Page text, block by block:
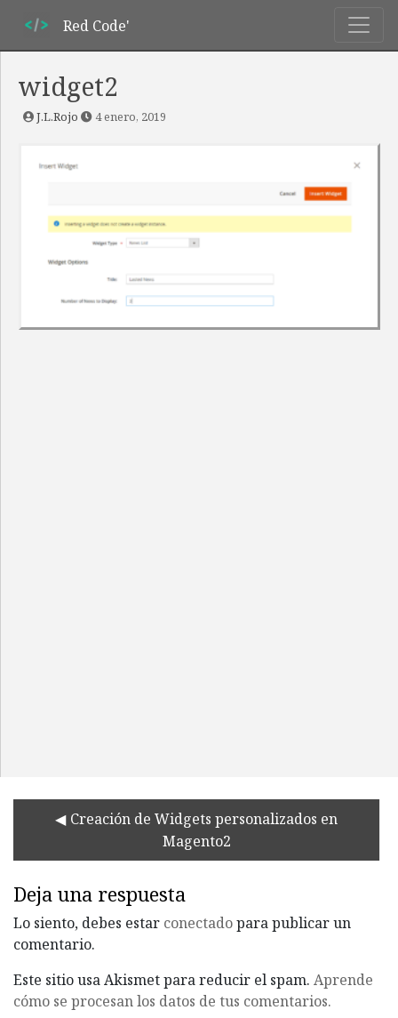
Red Code'
widget2
J.L.Rojo 4 enero, 2019
Creación de Widgets personalizados en
Magento2
Deja una respuesta
Lo siento, debes estar conectadopara publicar un
comentario.
Este sitio usa Akismet para reducir el spam. Aprende
cómo se procesan los datos de tus comentarios.